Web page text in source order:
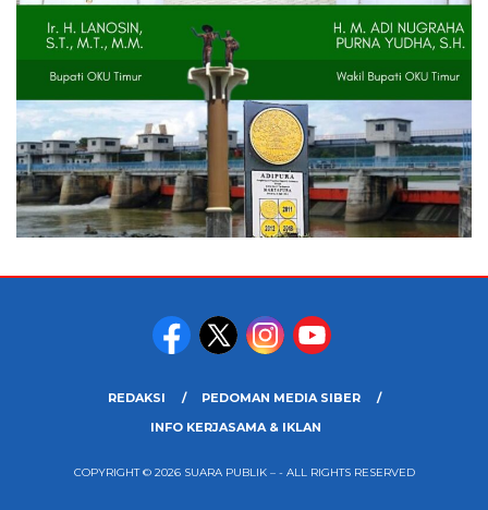
REDAKSI
PEDOMAN MEDIA SIBER
INFO KERJASAMA & IKLAN
COPYRIGHT © 2026 SUARA PUBLIK – - ALL RIGHTS RESERVED